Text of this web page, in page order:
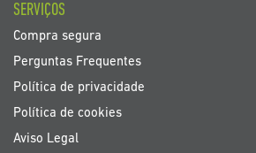
SERVIÇOS
Compra segura
Perguntas Frequentes
Política de privacidade
Política de cookies
Aviso Legal